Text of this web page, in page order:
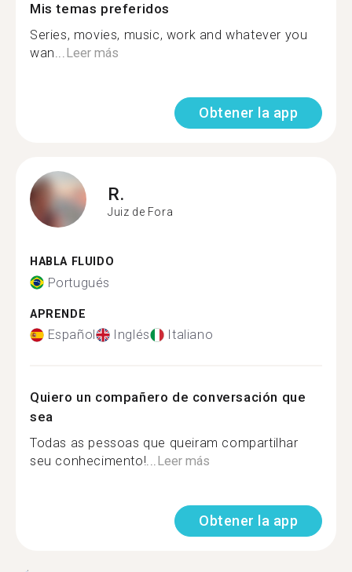
Mis temas preferidos
Series, movies, music, work and whatever you
wan...Leer más
Obtener la app
R.
Juiz de Fora
HABLA FLUIDO
Portugués
APRENDE
Español Inglés Italiano
Quiero un compañero de conversación que
sea
Todas as pessoas que queiram compartilhar
seu conhecimento!...Leer más
Obtener la app